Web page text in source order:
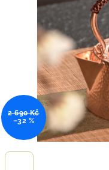
2 690 Kč
–32 %